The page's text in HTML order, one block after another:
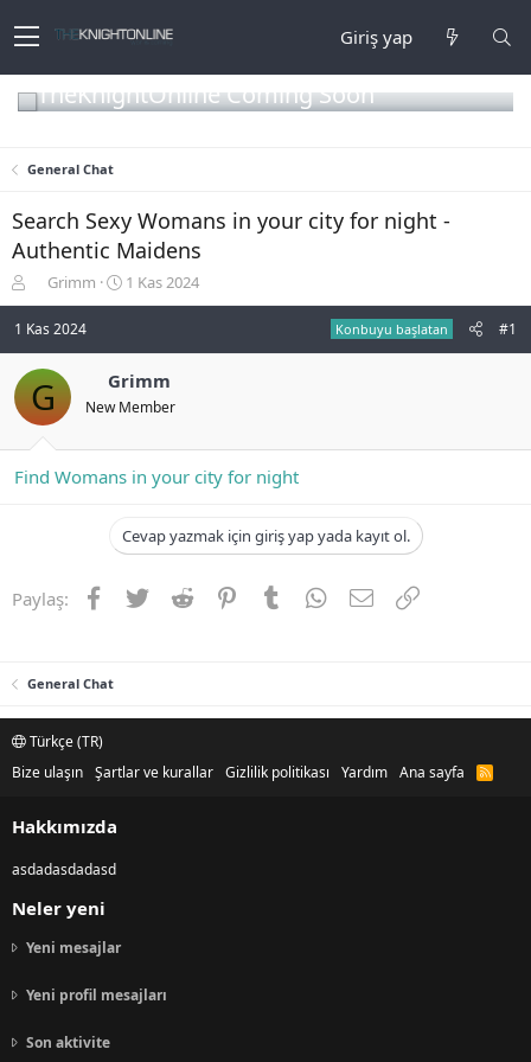
Giriş yap
TheKnightOnline Coming Soon
General Chat
Search Sexy Womans in your city for night -
Authentic Maidens
o
n
u
y
u
b
a
ş
Grimm
B
a
n
g
ç
t
i
h
1 Kas 2024
1 Kas 2024 Konbuyu başlatan #1
G Grimm
New Member
Find Womans in your city for night
Cevap yazmak için giriş yap yada kayıt ol.
Paylaş: Facebook
TwitterReddit PinterestTumblrWhatsApp
E-postaLink
General Chat
Türkçe (TR)
Bize ulaşın Şartlar ve kurallar Gizlilik politikası Yardım Ana sayfa
R
S
Hakkımızda
asdadasdadasd
Neler yeni
Yeni mesajlar
Yeni profil mesajları
Son aktivite